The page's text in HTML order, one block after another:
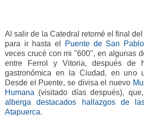
Al salir de la Catedral retomé el final
para ir hasta el
Puente de San Pablo
veces crucé con mi "600", en algunas
entre Ferrol y Vitoria, después de
gastronómica en la Ciudad, en uno
Desde el Puente, se divisa el nuevo
Humana (visitado días después),
alberga destacados hallazgos de
Atapuerca.